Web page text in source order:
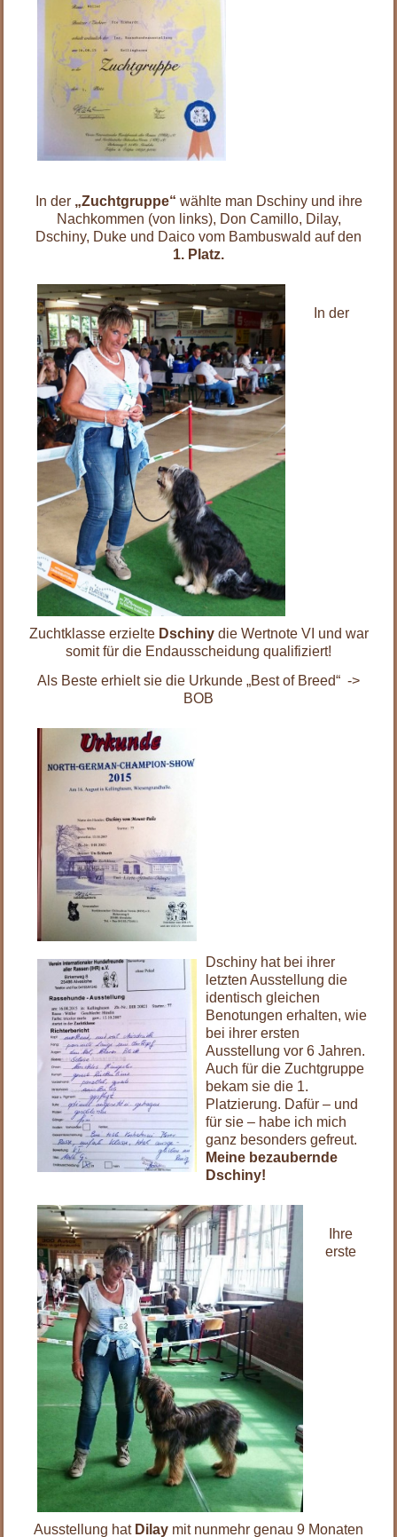
In der „Zuchtgruppe“ wählte man Dschiny und ihre
Nachkommen (von links), Don Camillo, Dilay,
Dschiny, Duke und Daico vom Bambuswald auf den
1. Platz.
In der
Zuchtklasse erzielte Dschinydie Wertnote VI und war
somit für die Endausscheidung qualifiziert!
Als Beste erhielt sie die Urkunde „Best of Breed“ ->
BOB
Dschiny hat bei ihrer
letzten Ausstellung die
identisch gleichen
Benotungen erhalten, wie
bei ihrer ersten
Ausstellung vor 6 Jahren.
Auch für die Zuchtgruppe
bekam sie die 1.
Platzierung. Dafür – und
für sie – habe ich mich
ganz besonders gefreut.
Meine bezaubernde
Dschiny!
Ihre
erste
Ausstellung hat Dilay mit nunmehr genau 9 Monaten